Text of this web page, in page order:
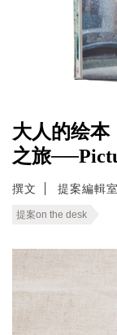
大人的绘本
之旅
撰文 提案編輯室
提案on the desk